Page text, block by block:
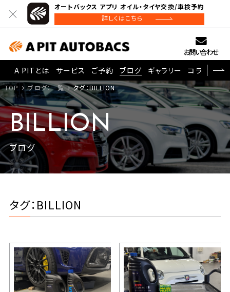
オートバックス アプリ オイル・タイヤ交換/車検予約
詳しくはこちら
お問い合わせ
A PITとは
サービス ご予約 ブログ ギャラリー コラム
TOP ブログ：一覧 タグ：BILLION
BILLION
ブログ
タグ：BILLION